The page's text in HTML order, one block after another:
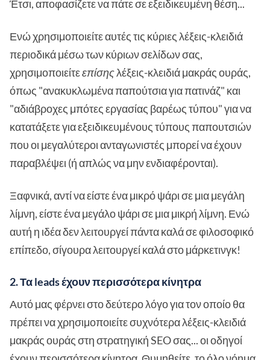
Έτσι, αποφασίζετε να πάτε σε εξειδικευμένη θέση...
Ενώ χρησιμοποιείτε αυτές τις κύριες λέξεις-κλειδιά
περιοδικά μέσω των κύριων σελίδων σας,
χρησιμοποιείτεεπίσηςλέξεις-κλειδιά μακράς ουράς,
όπως "ανακυκλωμένα παπούτσια για πατινάζ" και
"αδιάβροχες μπότες εργασίας βαρέως τύπου" για να
κατατάξετε για εξειδικευμένους τύπους παπουτσιών
που οι μεγαλύτεροι ανταγωνιστές μπορεί να έχουν
παραβλέψει (ή απλώς να μην ενδιαφέρονται).
Ξαφνικά, αντί να είστε ένα μικρό ψάρι σε μια μεγάλη
λίμνη, είστε ένα μεγάλο ψάρι σε μια μικρή λίμνη. Ενώ
αυτή η ιδέα δεν λειτουργεί πάντα καλά σε φιλοσοφικό
επίπεδο, σίγουρα λειτουργεί καλά στο μάρκετινγκ!
2. Τα leads έχουν περισσότερα κίνητρα
Αυτό μας φέρνει στο δεύτερο λόγο για τον οποίο θα
πρέπει να χρησιμοποιείτε συχνότερα λέξεις-κλειδιά
μακράς ουράς στη στρατηγική SEO σας... οι οδηγοί